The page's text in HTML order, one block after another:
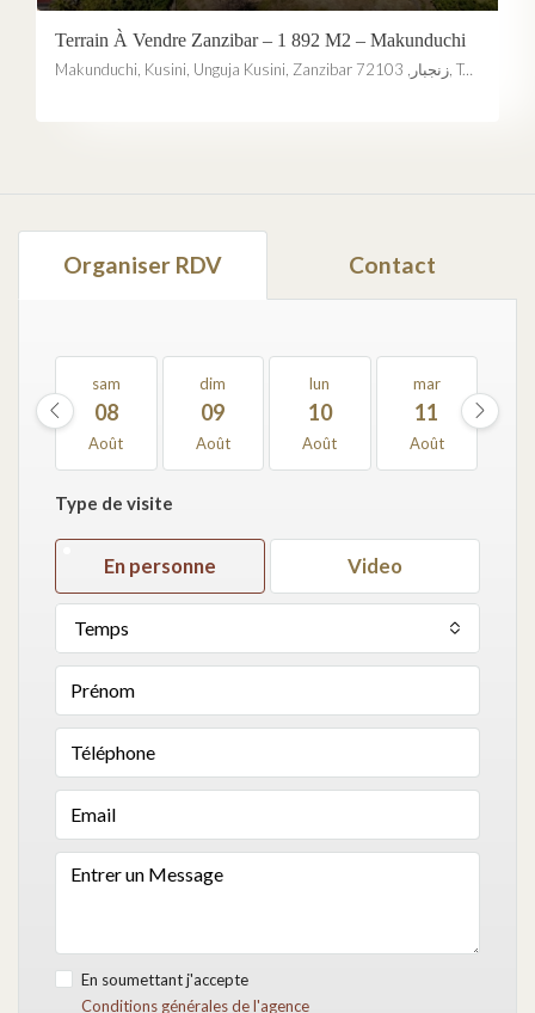
Terrain À Vendre Zanzibar – 1 892 M2 – Makunduchi
Makunduchi, Kusini, Unguja Kusini, Zanzibar زنجبار, 72103, Tanzania
Organiser RDV Contact
sam
08
Août
dim
09
Août
lun
10
Août
mar
11
Août
Type de visite
En personne Video
Temps
En soumettant j'accepte
Conditions générales de l'agence